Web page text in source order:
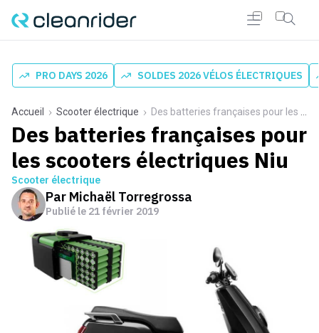
PRO DAYS 2026 SOLDES 2026 VÉLOS ÉLECTRIQUES
Accueil Scooter électrique Des batteries françaises pour les scooters électriques Niu
Des batteries françaises pour
les scooters électriques Niu
Scooter électrique
Par Michaël Torregrossa
Publié le 21 février 2019